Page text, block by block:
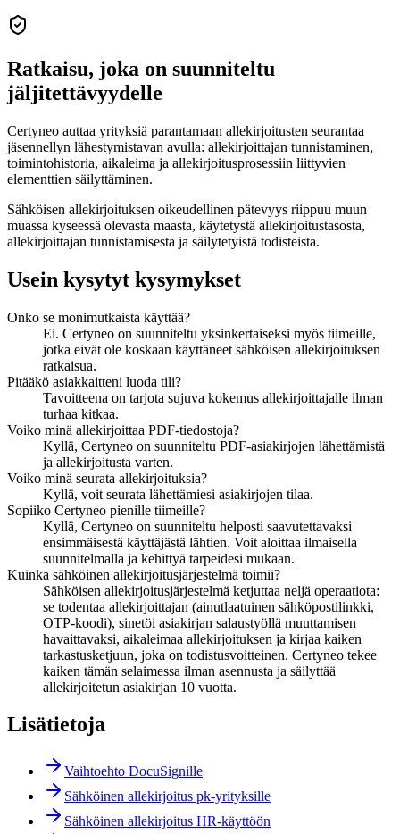
Ratkaisu, joka on suunniteltu
jäljitettävyydelle
Certyneo auttaa yrityksiä parantamaan allekirjoitusten seurantaa
jäsennellyn lähestymistavan avulla: allekirjoittajan tunnistaminen,
toimintohistoria, aikaleima ja allekirjoitusprosessiin liittyvien
elementtien säilyttäminen.
Sähköisen allekirjoituksen oikeudellinen pätevyys riippuu muun
muassa kyseessä olevasta maasta, käytetystä allekirjoitustasosta,
allekirjoittajan tunnistamisesta ja säilytetyistä todisteista.
Usein kysytyt kysymykset
Onko se monimutkaista käyttää?
Ei. Certyneo on suunniteltu yksinkertaiseksi myös tiimeille,
jotka eivät ole koskaan käyttäneet sähköisen allekirjoituksen
ratkaisua.
Pitääkö asiakkaitteni luoda tili?
Tavoitteena on tarjota sujuva kokemus allekirjoittajalle ilman
turhaa kitkaa.
Voiko minä allekirjoittaa PDF-tiedostoja?
Kyllä, Certyneo on suunniteltu PDF-asiakirjojen lähettämistä
ja allekirjoitusta varten.
Voiko minä seurata allekirjoituksia?
Kyllä, voit seurata lähettämiesi asiakirjojen tilaa.
Sopiiko Certyneo pienille tiimeille?
Kyllä, Certyneo on suunniteltu helposti saavutettavaksi
ensimmäisestä käyttäjästä lähtien. Voit aloittaa ilmaisella
suunnitelmalla ja kehittyä tarpeidesi mukaan.
Kuinka sähköinen allekirjoitusjärjestelmä toimii?
Sähköisen allekirjoitusjärjestelmä ketjuttaa neljä operaatiota:
se todentaa allekirjoittajan (ainutlaatuinen sähköpostilinkki,
OTP-koodi), sinetöi asiakirjan salaustyöllä muuttamisen
havaittavaksi, aikaleimaa allekirjoituksen ja kirjaa kaiken
tarkastusketjuun, joka on todistusvoitteinen. Certyneo tekee
kaiken tämän selaimessa ilman asennusta ja säilyttää
allekirjoitetun asiakirjan 10 vuotta.
Lisätietoja
Vaihtoehto DocuSignille
Sähköinen allekirjoitus pk-yrityksille
Sähköinen allekirjoitus HR-käyttöön